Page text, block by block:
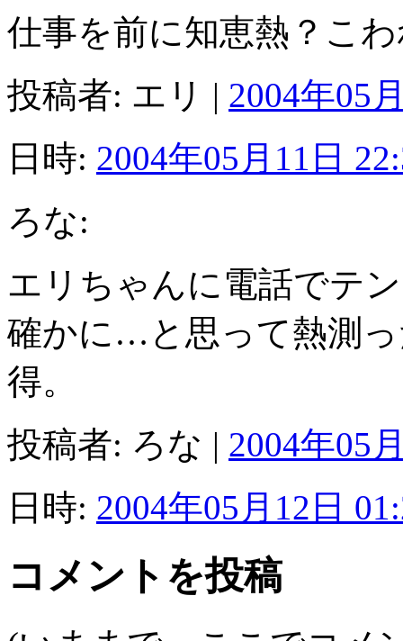
仕事を前に知恵熱？こ
投稿者: エリ | 2004年05
日時: 2004年05月11日
ろな:
エリちゃんに電話でテ
確かに…と思って熱測
得。
投稿者: ろな | 2004年05
日時: 2004年05月12日
コメントを投稿